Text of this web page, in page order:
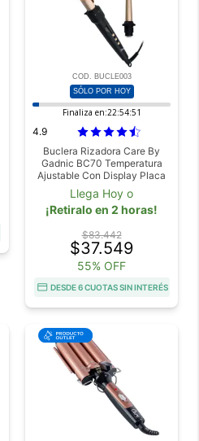
COD. BUCLE003
SÓLO POR HOY
Finaliza en:22:54:51
4.9
Buclera Rizadora Care By
Gadnic BC70 Temperatura
Ajustable Con Display Placa
Cerámica
Llega Hoy o
¡Retiralo en 2 horas!
$83.442
$37.549
55% OFF
DESDE 6 CUOTAS SIN INTERÉS